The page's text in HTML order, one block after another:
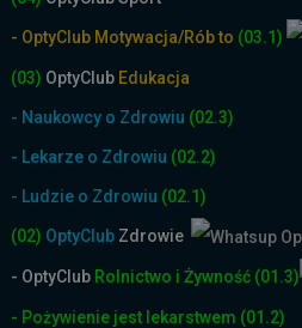
- OptyClub Motywacja/Rób to (03.1)
(03) OptyClub Edukacja
- Naukowcy o Zdrowiu (02.3)
- Lekarze o Zdrowiu (02.2)
- Ludzie o Zdrowiu (02.1)
(02) OptyClub Zdrowie
- OptyClub Rolnictwo i Żywność (01.3)
- Pożywienie jest lekarstwem (01.2)